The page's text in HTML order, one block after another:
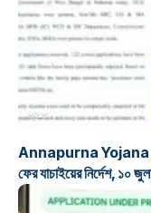
প্রকল্প
Annapurna Yojana
ফের যাচাইয়ের নির্দেশ,